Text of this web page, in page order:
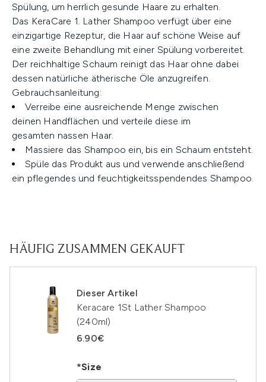
Spülung, um herrlich gesunde Haare zu erhalten.
Das KeraCare 1. Lather Shampoo verfügt über eine
einzigartige Rezeptur, die Haar auf schöne Weise auf
eine zweite Behandlung mit einer Spülung vorbereitet.
Der reichhaltige Schaum reinigt das Haar ohne dabei
dessen natürliche ätherische Öle anzugreifen.
Gebrauchsanleitung:
Verreibe eine ausreichende Menge zwischen
deinen Handflächen und verteile diese im
gesamten nassen Haar.
Massiere das Shampoo ein, bis ein Schaum entsteht.
Spüle das Produkt aus und verwende anschließend
ein pflegendes und feuchtigkeitsspendendes Shampoo.
HÄUFIG ZUSAMMEN GEKAUFT
Dieser Artikel
Keracare 1St Lather Shampoo
(240ml)
6.90€
*Size